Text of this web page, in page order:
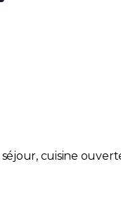
cuisine